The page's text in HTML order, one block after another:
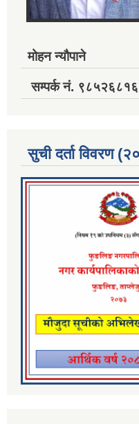
मोहन न्यौपाने
सम्पर्क नं.
सुची दर्ता विवरण